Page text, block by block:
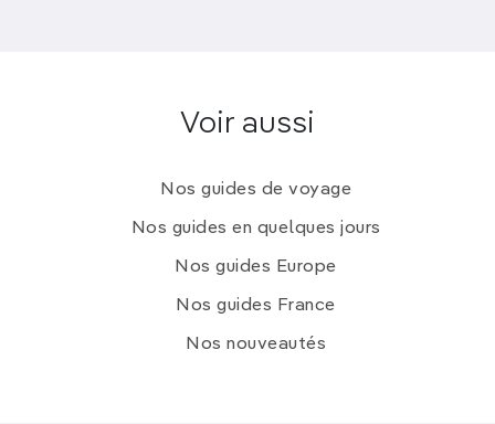
Voir aussi
Nos guides de voyage
Nos guides en quelques jours
Nos guides Europe
Nos guides France
Nos nouveautés